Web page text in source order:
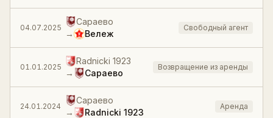
04.07.2025
Сараево
→
Вележ
Свободный агент
01.01.2025
Radnicki 1923
→
Сараево
Возвращение из аренды
24.01.2024
Сараево
→
Radnicki 1923
Аренда